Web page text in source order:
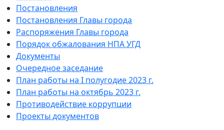
Постановления
Постановления Главы города
Распоряжения Главы города
Порядок обжалования НПА УГД
Документы
Очередное заседание
План работы на I полугодие 2023 г.
План работы на октябрь 2023 г.
Противодействие коррупции
Проекты документов